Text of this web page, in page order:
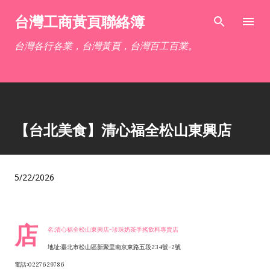
跳到主要內容
台灣工商黃頁聯絡簿
台灣各行各業，台灣黃頁，台灣百工百業。
【台北美食】清心福全松山東興店
5/22/2026
店 名:清心福全松山東興店-珍珠奶茶手搖飲料專賣店
地址:臺北市松山區新聚里南京東路五段234號-2號
電話:0227629786